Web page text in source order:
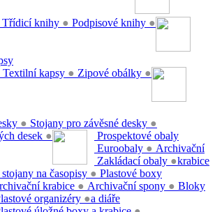
Třídicí knihy ● Podpisové knihy ●
Textilní kapsy ● Zipové obálky ●
● Stojany pro závěsné desky ●
desek ●
Prospektové obaly
Euroobaly ●
Zakládací obaly ●
Archivační
krabice
na časopisy ●
krabice ● Archivační spony ●
Plastové boxy
organizéry ●
Bloky
a diáře